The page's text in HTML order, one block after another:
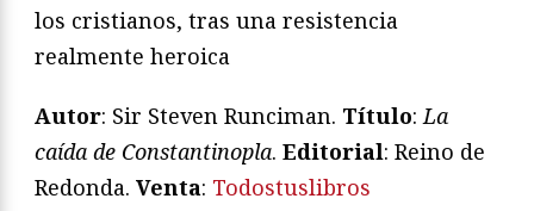
los cristianos, tras una resistencia
realmente heroica
Autor: Sir Steven Runciman. Título: La
caída de Constantinopla. Editorial: Reino de
Redonda. Venta: Todostuslibros